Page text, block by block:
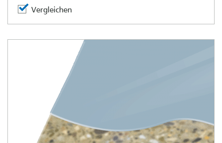
Vergleichen